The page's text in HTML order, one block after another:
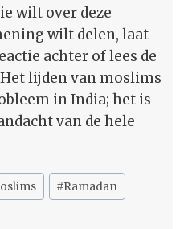
wilt over deze
wilt delen, laat
achter of lees de
lijden van moslims
in India; het is
van de hele
#Ramadan